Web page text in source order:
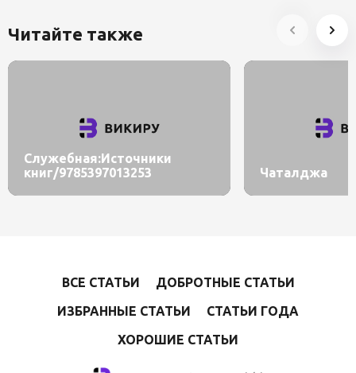
Читайте также
Служебная:Источники
книг/9785397013253
Чаталджа
ВСЕ СТАТЬИ
ДОБРОТНЫЕ СТАТЬИ
ИЗБРАННЫЕ СТАТЬИ
СТАТЬИ ГОДА
ХОРОШИЕ СТАТЬИ